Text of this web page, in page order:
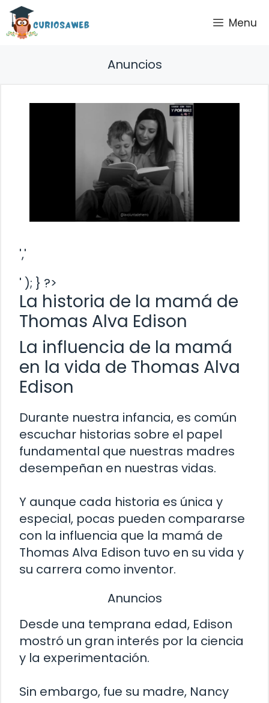
Saltar
contenido
Menu
Anuncios
','
' ); } ?>
La historia de la mamá de
Thomas Alva Edison
La influencia de la mamá
en la vida de Thomas Alva
Edison
Durante nuestra infancia, es común
escuchar historias sobre el papel
fundamental que nuestras madres
desempeñan en nuestras vidas.
Y aunque cada historia es única y
especial, pocas pueden compararse
con la influencia que la mamá de
Thomas Alva Edison tuvo en su vida y
su carrera como inventor.
Anuncios
Desde una temprana edad, Edison
mostró un gran interés por la ciencia
y la experimentación.
Sin embargo, fue su madre, Nancy